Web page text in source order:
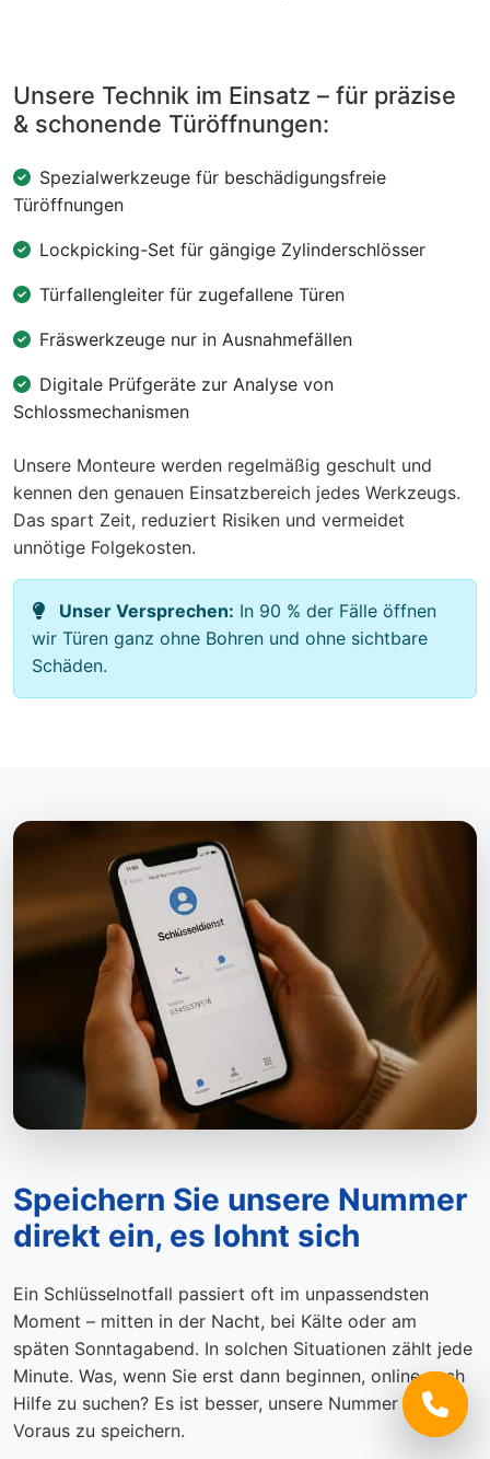
Unsere Technik im Einsatz – für präzise
& schonende Türöffnungen:
Spezialwerkzeuge für beschädigungsfreie
Türöffnungen
Lockpicking-Set für gängige Zylinderschlösser
Türfallengleiter für zugefallene Türen
Fräswerkzeuge nur in Ausnahmefällen
Digitale Prüfgeräte zur Analyse von
Schlossmechanismen
Unsere Monteure werden regelmäßig geschult und
kennen den genauen Einsatzbereich jedes Werkzeugs.
Das spart Zeit, reduziert Risiken und vermeidet
unnötige Folgekosten.
Unser Versprechen: In 90 % der Fälle öffnen
wir Türen ganz ohne Bohren und ohne sichtbare
Schäden.
Speichern Sie unsere Nummer
direkt ein, es lohnt sich
Ein Schlüsselnotfall passiert oft im unpassendsten
Moment – mitten in der Nacht, bei Kälte oder am
späten Sonntagabend. In solchen Situationen zählt jede
Minute. Was, wenn Sie erst dann beginnen, online nach
Hilfe zu suchen? Es ist besser, unsere Nummer im
Voraus zu speichern.